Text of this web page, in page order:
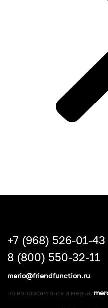
+7 (968) 526-01-43
8 (800) 550-32-11
mario@friendfunction.ru
по вопросам опта и мерча: